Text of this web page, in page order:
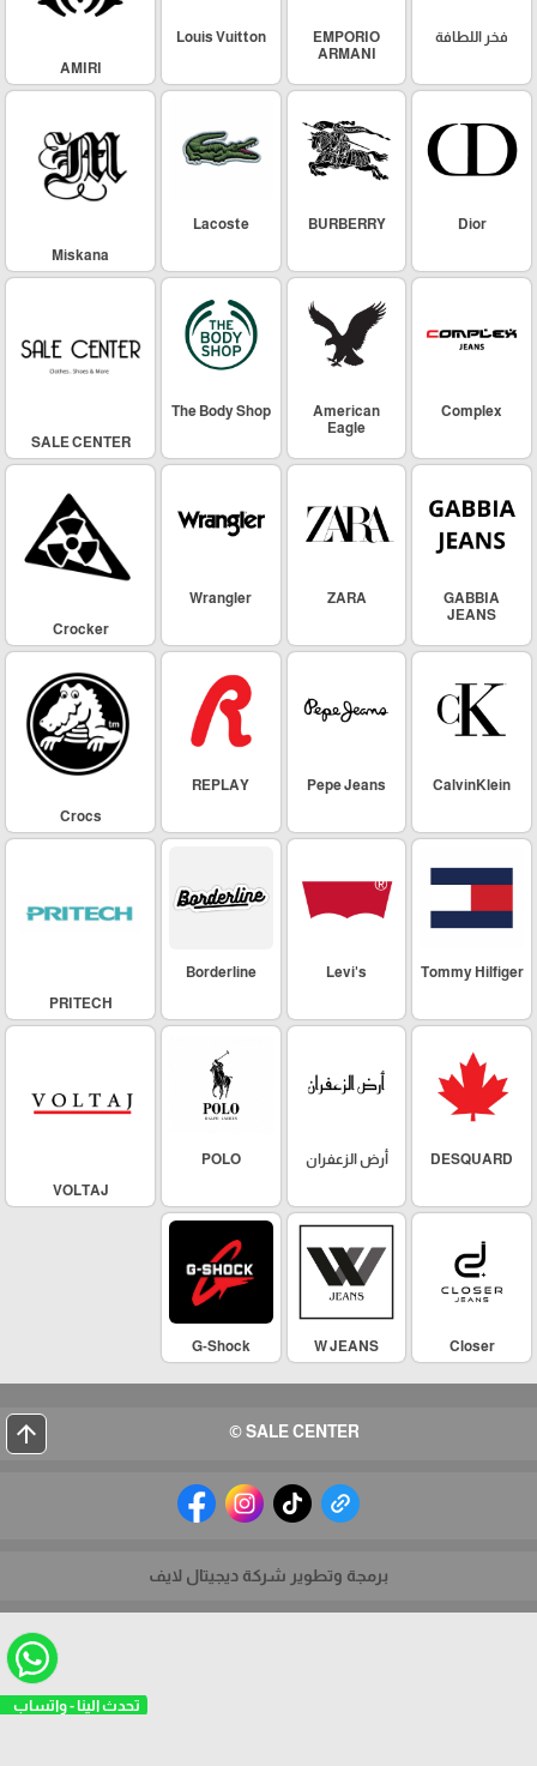
فخر اللطافة
EMPORIO
ARMANI
Louis Vuitton
AMIRI
Dior
BURBERRY
Lacoste
Miskana
Complex
American
Eagle
The Body Shop
SALE CENTER
GABBIA
JEANS
ZARA
Wrangler
Crocker
CalvinKlein
Pepe Jeans
REPLAY
Crocs
Tommy Hilfiger
Levi's
Borderline
PRITECH
DESQUARD أرض الزعفران
POLO
VOLTAJ
Closer
W JEANS
G-Shock
SALE CENTER ©
arrow_upward
برمجة وتطوير شركة ديجيتال لايف